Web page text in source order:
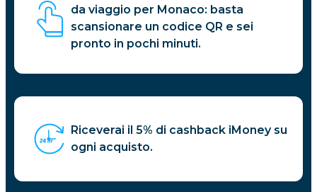
da viaggio per Monaco: basta
scansionare un codice QR e sei
pronto in pochi minuti.
Riceverai il 5% di cashback iMoney su
ogni acquisto.